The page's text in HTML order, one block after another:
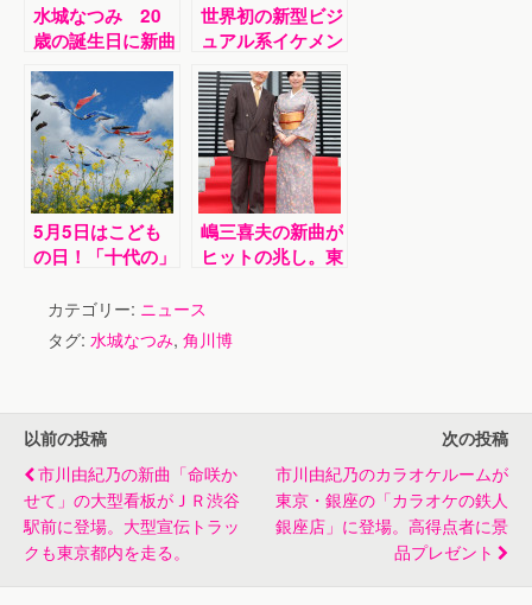
水城なつみ 20
歳の誕生日に新曲
「風未練」発売記
念パーティー
世界初の新型ビジ
ュアル系イケメン
演歌歌手・最上川
司が、ロックの聖
地、鹿鳴館でソロ
デビュー記念イベ
ント。「まつぽい
よ」を10日発売
5月5日はこども
の日！「十代の」
嶋三喜夫の新曲が
ヒットの兆し。東
同じレコード会社
の遠山洋子とジョ
イントキャンペー
カテゴリー: ニュース
タグ: 水城なつみ, 角川博
以前の投稿
市川由紀乃の新曲「命咲か
せて」の大型看板がＪＲ渋谷
駅前に登場。大型宣伝トラッ
クも東京都内を走る。
次の投稿
市川由紀乃のカラオケルームが
東京・銀座の「カラオケの鉄人
銀座店」に登場。高得点者に景
品プレゼント